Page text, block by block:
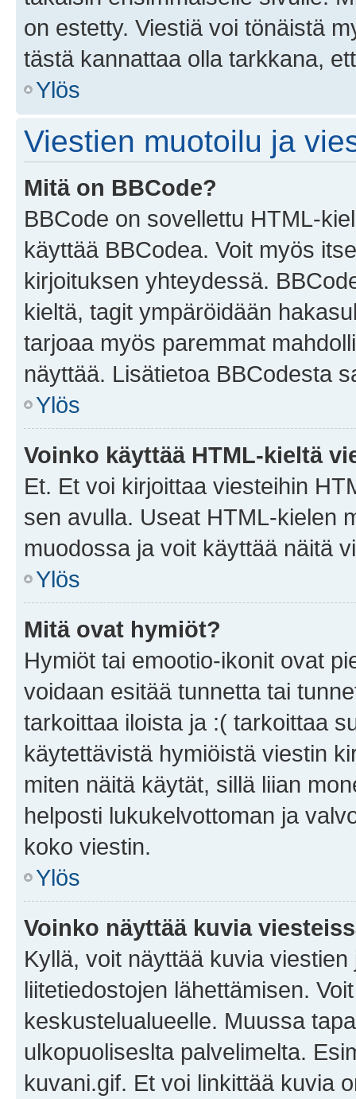
on estetty. Viestiä voi tönäistä
tästä kannattaa olla tarkkana,
Ylös
Viestien muotoilu ja
Mitä on BBCode?
BBCode on sovellettu HTML-
käyttää BBCodea. Voit myös
kirjoituksen yhteydessä.
kieltä, tagit ympäröidään
tarjoaa myös paremmat
näyttää. Lisätietoa BBCodesta
Ylös
Voinko käyttää HTML-kieltä
Et. Et voi kirjoittaa viesteihin
sen avulla. Useat HTML-kielen
muodossa ja voit käyttää näitä
Ylös
Mitä ovat hymiöt?
Hymiöt tai emootio-ikonit ovat
voidaan esitää tunnetta tai
tarkoittaa iloista ja :( tarkoittaa
käytettävistä hymiöistä viestin
miten näitä käytät, sillä liian
helposti lukukelvottoman ja
koko viestin.
Ylös
Voinko näyttää kuvia
Kyllä, voit näyttää kuvia
liitetiedostojen lähettämisen.
keskustelualueelle. Muussa
ulkopuoliseslta palvelimelta.
kuvani.gif. Et voi linkittää kuvia